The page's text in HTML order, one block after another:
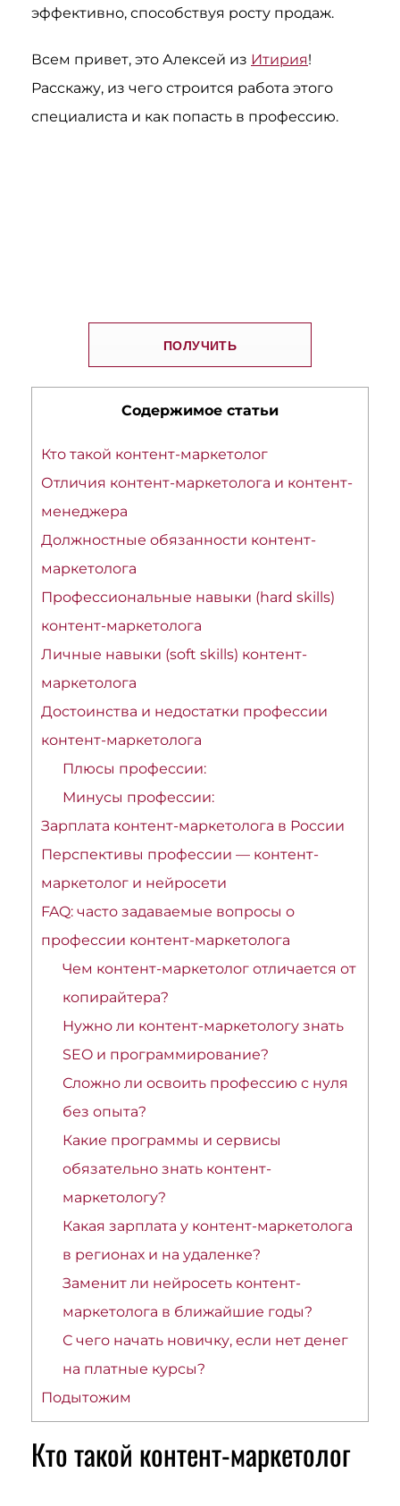
эффективно, способствуя росту продаж.
Всем привет, это Алексей из Итирия!
Расскажу, из чего строится работа этого
специалиста и как попасть в профессию.
ПОЛУЧИТЬ
Содержимое статьи
Кто такой контент-маркетолог
Отличия контент-маркетолога и контент-
менеджера
Должностные обязанности контент-
маркетолога
Профессиональные навыки (hard skills)
контент-маркетолога
Личные навыки (soft skills) контент-
маркетолога
Достоинства и недостатки профессии
контент-маркетолога
Плюсы профессии:
Минусы профессии:
Зарплата контент-маркетолога в России
Перспективы профессии — контент-
маркетолог и нейросети
FAQ: часто задаваемые вопросы о
профессии контент-маркетолога
Чем контент-маркетолог отличается от
копирайтера?
Нужно ли контент-маркетологу знать
SEO и программирование?
Сложно ли освоить профессию с нуля
без опыта?
Какие программы и сервисы
обязательно знать контент-
маркетологу?
Какая зарплата у контент-маркетолога
в регионах и на удаленке?
Заменит ли нейросеть контент-
маркетолога в ближайшие годы?
С чего начать новичку, если нет денег
на платные курсы?
Подытожим
Кто такой контент-маркетолог